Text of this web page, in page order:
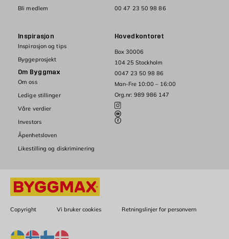
Hovedkontoret
Box 30006
104 25 Stockholm
0047 23 50 98 86
Man-Fre 10:00 – 16:00
Org.nr: 989 986 147
Bli medlem
00 47 23 50 98 86
Inspirasjon
Inspirasjon og tips
Byggeprosjekt
Om Byggmax
Om oss
Ledige stillinger
Våre verdier
Investors
Åpenhetsloven
Likestilling og diskriminering
Copyright Vi bruker cookies Retningslinjer for personvern